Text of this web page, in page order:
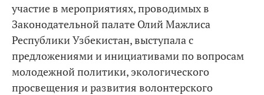
участие в мероприятиях, проводимых в
Законодательной палате Олий Мажлиса
Республики Узбекистан, выступала с
предложениями и инициативами по вопросам
молодежной политики, экологического
просвещения и развития волонтерского